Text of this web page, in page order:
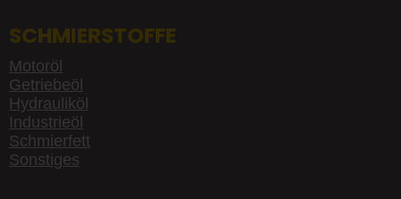
SCHMIERSTOFFE
Motoröl
Getriebeöl
Hydrauliköl
Industrieöl
Schmierfett
Sonstiges